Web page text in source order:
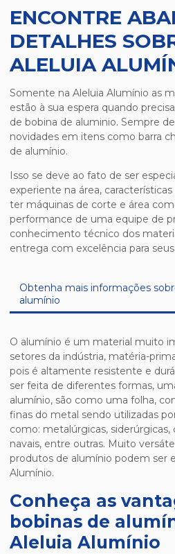
ENCONTRE
DETALHES
ALELUIA
Somente na Aleluia Alumínio as
estão à sua espera quando
de bobina de aluminio. Sempre
novidades em itens como barra
de alumínio.
Isso se deve ao fato de ser
experiente na área,
ter máquinas de corte e área
performance de uma equipe de
conhecimento técnico dos
entrega com excelência para
Obtenha mais informações
alumínio
O alumínio é um material muito
setores da indústria, matéria-
pois é altamente resistente e
ser feita de diferentes formas,
alumínio, são como uma folha,
finas do metal sendo utilizadas
como: metalúrgicas, siderúrgicas,
navais, entre outras. Muito
produtos de alumínio podem ser
Alumínio.
Conheça as
bobinas de
Aleluia Alumínio